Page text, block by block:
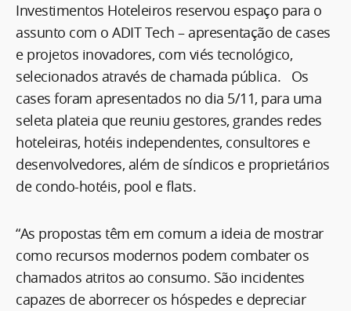
Investimentos Hoteleiros reservou espaço para o
assunto com o ADIT Tech – apresentação de cases
e projetos inovadores, com viés tecnológico,
selecionados através de chamada pública. Os
cases foram apresentados no dia 5/11, para uma
seleta plateia que reuniu gestores, grandes redes
hoteleiras, hotéis independentes, consultores e
desenvolvedores, além de síndicos e proprietários
de condo-hotéis, pool e flats.
“As propostas têm em comum a ideia de mostrar
como recursos modernos podem combater os
chamados atritos ao consumo. São incidentes
capazes de aborrecer os hóspedes e depreciar